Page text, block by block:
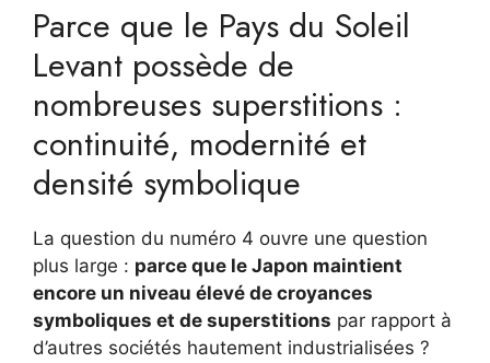
Parce que le Pays du Soleil
Levant possède de
nombreuses superstitions :
continuité, modernité et
densité symbolique
La question du numéro 4 ouvre une question
plus large : parce que le Japon maintient
encore un niveau élevé de croyances
symboliques et de superstitions par rapport à
d’autres sociétés hautement industrialisées ?